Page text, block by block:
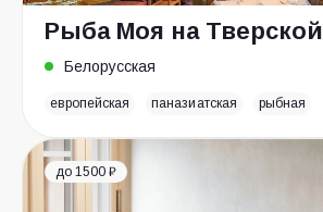
Рыба Моя на Тверской
Белорусская
европейская паназиатская рыбная
до 1500 ₽